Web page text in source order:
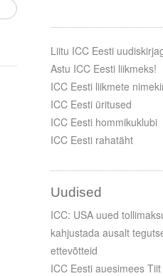
Liitu ICC Eesti
Astu ICC Eesti liikmeks!
ICC Eesti liikmete
ICC Eesti üritused
ICC Eesti hommikuklubi
ICC Eesti rahatäht
Uudised
ICC: USA uued
kahjustada ausalt
ettevõtteid
ICC Eesti auesimees Tiit